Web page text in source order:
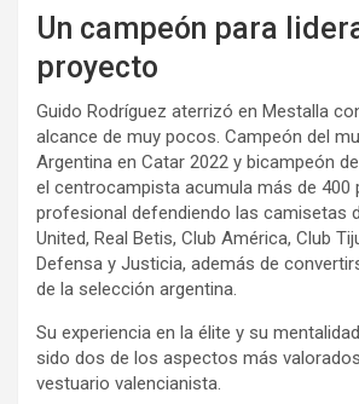
Un campeón para
proyecto
Guido Rodríguez aterrizó en Mestalla
alcance de muy pocos. Campeón del
Argentina en Catar 2022 y bicampeón
el centrocampista acumula más de 400
profesional defendiendo las camisetas
United, Real Betis, Club América, Club
Defensa y Justicia, además de
de la selección argentina.
Su experiencia en la élite y su
sido dos de los aspectos más
vestuario valencianista.